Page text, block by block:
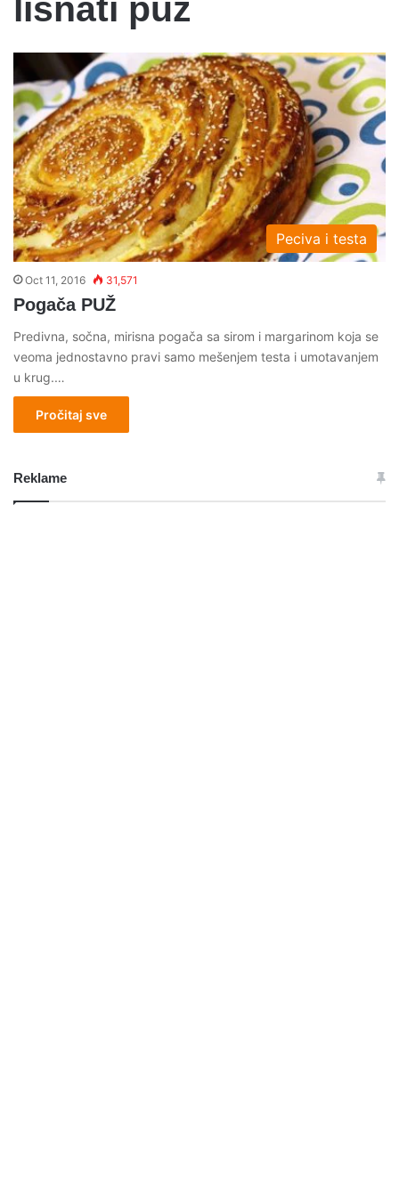
lisnati puz
Peciva i testa
Oct 11, 2016 31,571
Pogača PUŽ
Predivna, sočna, mirisna pogača sa sirom i margarinom koja se
veoma jednostavno pravi samo mešenjem testa i umotavanjem
u krug.…
Pročitaj sve
Reklame